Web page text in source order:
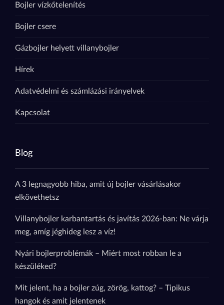
Bojler vízkőtelenítés
Bojler csere
Gázbojler helyett villanybojler
Hírek
Adatvédelmi és számlázási irányelvek
Kapcsolat
Blog
A 3 legnagyobb hiba, amit új bojler vásárlásakor
elkövethetsz
Villanybojler karbantartás és javítás 2026-ban: Ne várja
meg, amíg jéghideg lesz a víz!
Nyári bojlerproblémák – Miért most robban le a
készüléked?
Mit jelent, ha a bojler zúg, zörög, kattog? – Tipikus
hangok és amit jelentenek